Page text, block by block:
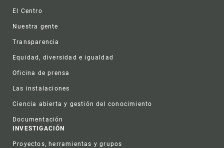
El Centro
Nuestra gente
Transparencia
Equidad, diversidad e igualdad
Oficina de prensa
Las instalaciones
Ciencia abierta y gestión del conocimiento
Documentación
INVESTIGACIÓN
Proyectos, herramientas y grupos